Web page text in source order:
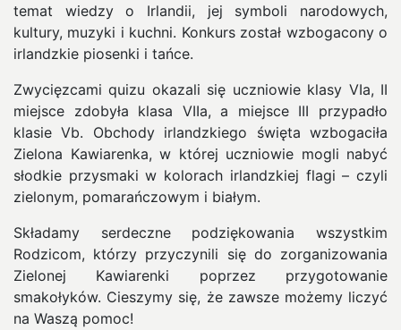
temat wiedzy o Irlandii, jej symboli narodowych,
kultury, muzyki i kuchni. Konkurs został wzbogacony o
irlandzkie piosenki i tańce.
Zwycięzcami quizu okazali się uczniowie klasy VIa, II
miejsce zdobyła klasa VIIa, a miejsce III przypadło
klasie Vb. Obchody irlandzkiego święta wzbogaciła
Zielona Kawiarenka, w której uczniowie mogli nabyć
słodkie przysmaki w kolorach irlandzkiej flagi – czyli
zielonym, pomarańczowym i białym.
Składamy serdeczne podziękowania wszystkim
Rodzicom, którzy przyczynili się do zorganizowania
Zielonej Kawiarenki poprzez przygotowanie
smakołyków. Cieszymy się, że zawsze możemy liczyć
na Waszą pomoc!